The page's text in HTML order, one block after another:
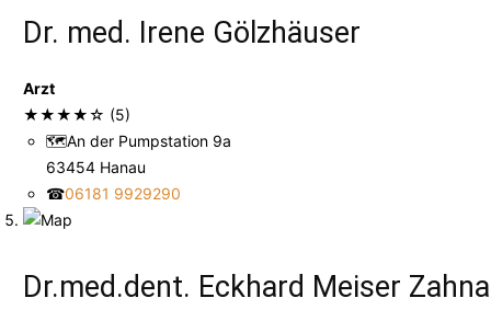
Dr. med. Irene Gölzhäuser
Arzt
★★★★☆ (5)
🗺An der Pumpstation 9a
63454 Hanau
☎06181 9929290
Dr.med.dent. Eckhard Meiser